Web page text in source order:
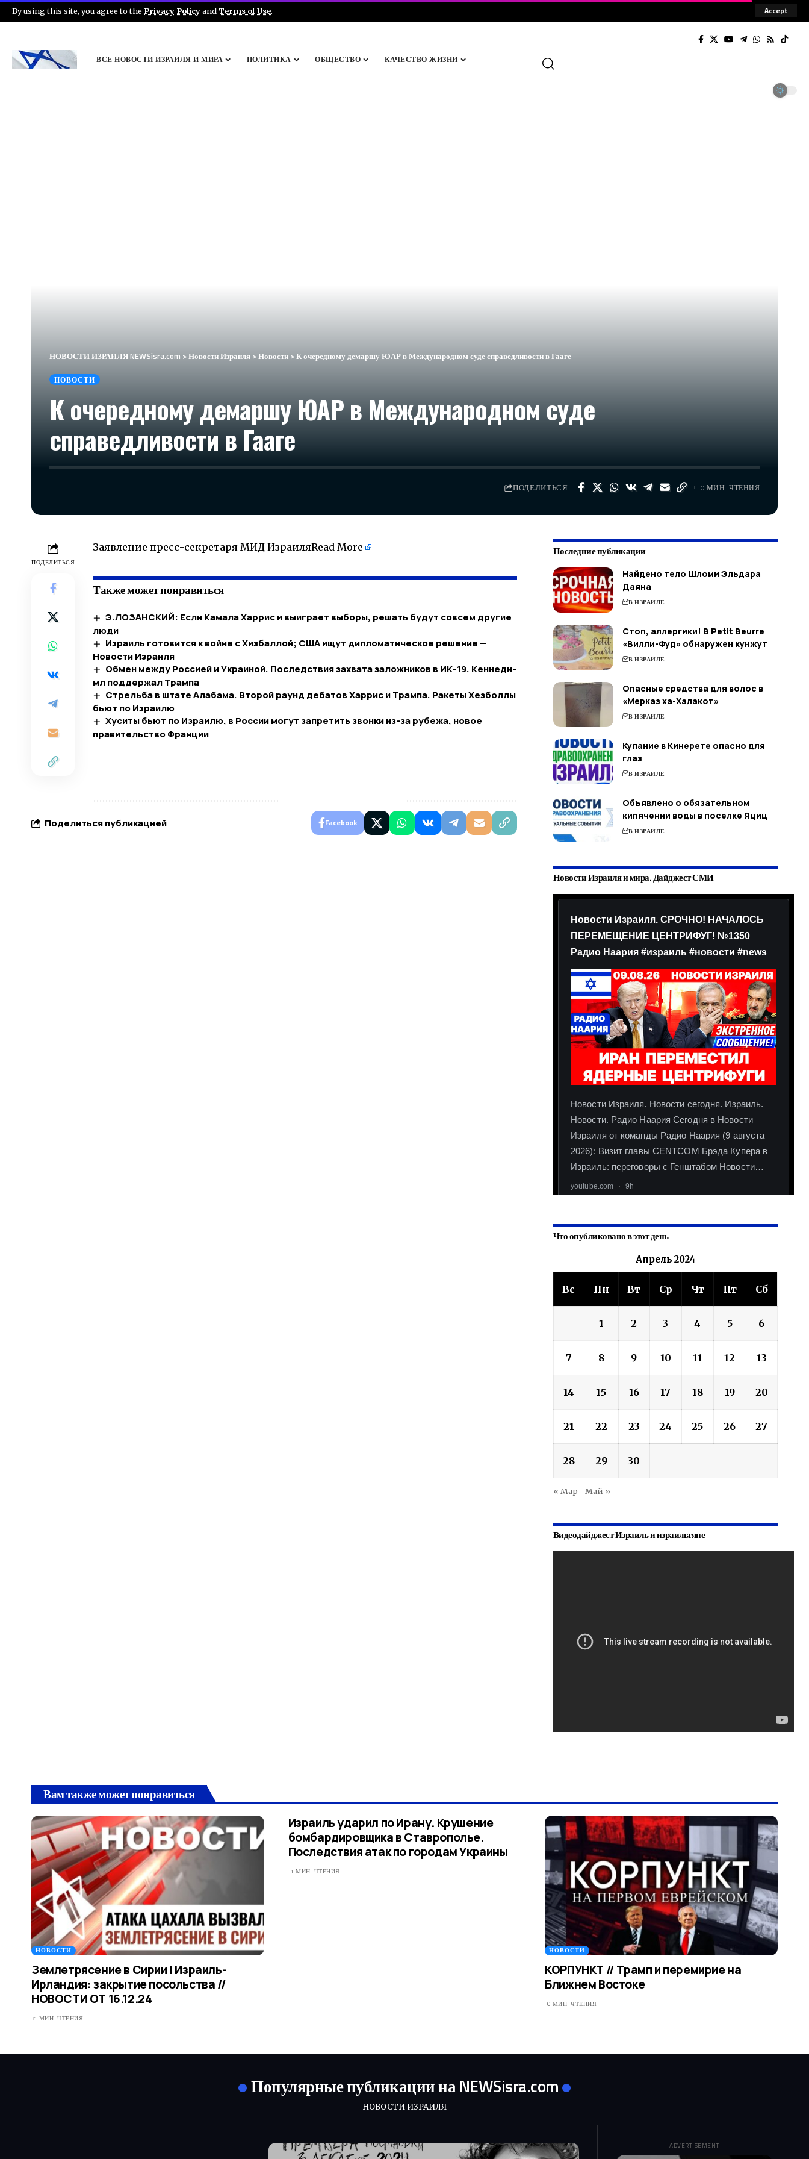
By using this site, you agree to the Privacy Policyand Terms of Use. Accept
ВСЕ НОВОСТИ ИЗРАИЛЯ И МИРА ПОЛИТИКА ОБЩЕСТВО КАЧЕСТВО ЖИЗНИ
НОВОСТИ ИЗРАИЛЯ NEWSisra.com >Новости Израиля >Новости >К очередному демаршу ЮАР в Международном суде справедливости в Гааге
НОВОСТИ
К очередному демаршу ЮАР в Международном суде
справедливости в Гааге
ПОДЕЛИТЬСЯ 0 МИН. ЧТЕНИЯ
ПОДЕЛИТЬСЯ
Заявление пресс-секретаря МИД ИзраиляRead More
Также может понравиться
Э.ЛОЗАНСКИЙ: Если Камала Харрис и выиграет выборы, решать будут совсем другие
люди
Израиль готовится к войне с Хизбаллой; США ищут дипломатическое решение —
Новости Израиля
Обмен между Россией и Украиной. Последствия захвата заложников в ИК-19. Кеннеди-
мл поддержал Трампа
Стрельба в штате Алабама. Второй раунд дебатов Харрис и Трампа. Ракеты Хезболлы
бьют по Израилю
Хуситы бьют по Израилю, в России могут запретить звонки из-за рубежа, новое
правительство Франции
Поделиться публикацией Facebook
Последние публикации
Найдено тело Шломи Эльдара
Даяна
В ИЗРАИЛЕ
Стоп, аллергики! В Petit Beurre
«Вилли-Фуд» обнаружен кунжут
В ИЗРАИЛЕ
Опасные средства для волос в
«Мерказ ха-Халакот»
В ИЗРАИЛЕ
Купание в Кинерете опасно для
глаз
В ИЗРАИЛЕ
Объявлено о обязательном
кипячении воды в поселке Яциц
В ИЗРАИЛЕ
Новости Израиля и мира. Дайджест СМИ
Что опубликовано в этот день
Апрель 2024
Вс Пн Вт Ср Чт Пт Сб
1 2 3 4 5 6
7 8 9 10 11 12 13
14 15 16 17 18 19 20
21 22 23 24 25 26 27
28 29 30
« Мар Май »
Видеодайджест Израиль и израильтяне
Вам также может понравиться
НОВОСТИ
Землетрясение в Сирии | Израиль-
Ирландия: закрытие посольства //
НОВОСТИ ОТ 16.12.24
1 МИН. ЧТЕНИЯ
Израиль ударил по Ирану. Крушение
бомбардировщика в Ставрополье.
Последствия атак по городам Украины
1 МИН. ЧТЕНИЯ
НОВОСТИ
КОРПУНКТ // Трамп и перемирие на
Ближнем Востоке
0 МИН. ЧТЕНИЯ
Популярные публикации на NEWSisra.com
НОВОСТИ ИЗРАИЛЯ
- ADVERTISEMENT -